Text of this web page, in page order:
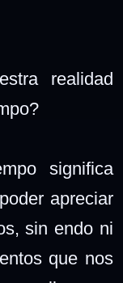
realidad
significa
apreciar
sin endo ni
que nos